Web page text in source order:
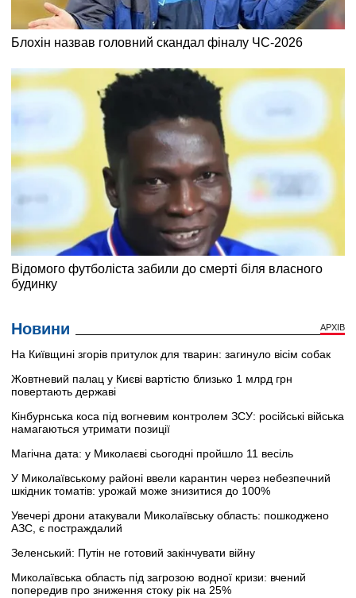
Новини АРХІВ
На Київщині згорів притулок для тварин: загинуло вісім собак
Жовтневий палац у Києві вартістю близько 1 млрд грн
повертають державі
Кінбурнська коса під вогневим контролем ЗСУ: російські війська
намагаються утримати позиції
Магічна дата: у Миколаєві сьогодні пройшло 11 весіль
У Миколаївському районі ввели карантин через небезпечний
шкідник томатів: урожай може знизитися до 100%
Увечері дрони атакували Миколаївську область: пошкоджено
АЗС, є постраждалий
Зеленський: Путін не готовий закінчувати війну
Миколаївська область під загрозою водної кризи: вчений
попередив про зниження стоку рік на 25%